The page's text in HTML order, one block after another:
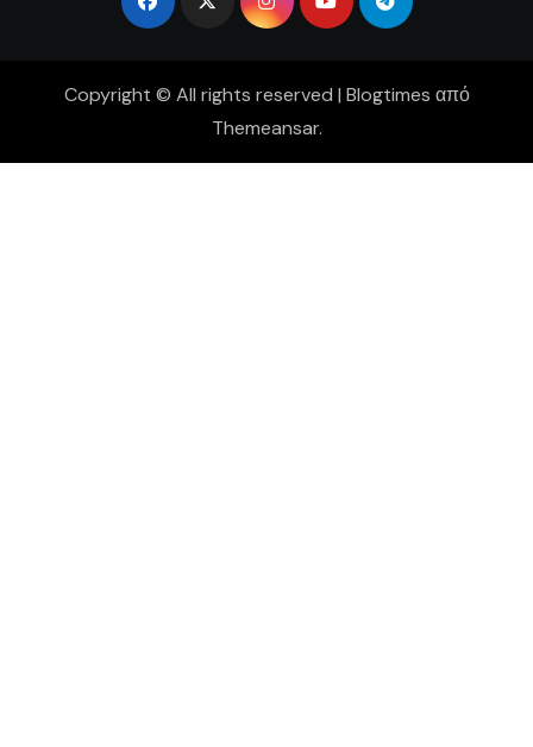
Copyright © All rights reserved | Blogtimes από
Themeansar.